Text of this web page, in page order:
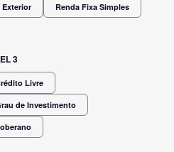
Exterior Renda Fixa Simples
3
Livre
de Investimento